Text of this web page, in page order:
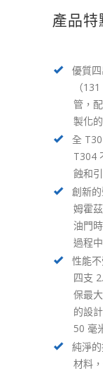
產品特
優質
（
管，
製化
全
T304
蝕和
創新
姆霍
油門
過程
性能
四支
保最
的設
50 毫
純淨
材料